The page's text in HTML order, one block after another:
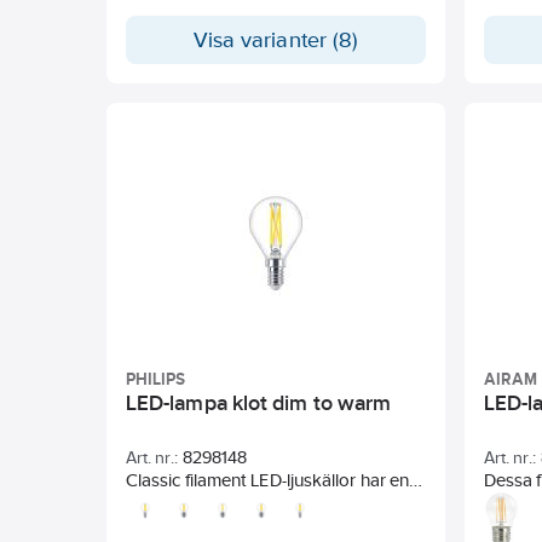
glödlampor för ljusstakar och
ljusstakar och kristallkronor.
Visa varianter (8)
LED-
LED-
PHILIPS
LED-lampa klot dim to warm
Art. nr.: 8298148
Classic filament LED-ljuskällor har en
klassisk design och kombinerar de
AIRAM
LED-
Art. nr.:
Dessa
som
glöd-